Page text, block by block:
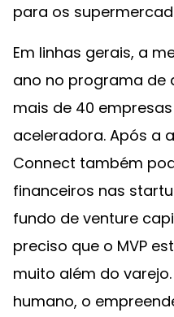
para os
Em linhas gerais, a
ano no programa de
mais de 40
aceleradora. Após a
Connect também
financeiros nas
fundo de venture
preciso que o MVP
muito além do
humano, o